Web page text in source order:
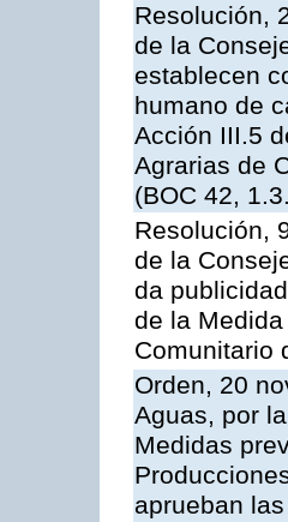
Resolución,
de la
establecen
humano de
Acción III.5
Agrarias de
(BOC 42,
Resolución,
de la
da
de la
Comunitario
Orden, 20
Aguas, por
Medidas
aprueban